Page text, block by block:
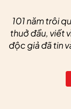
101 năm trôi
thuở đầu, viết
độc giả đã tin